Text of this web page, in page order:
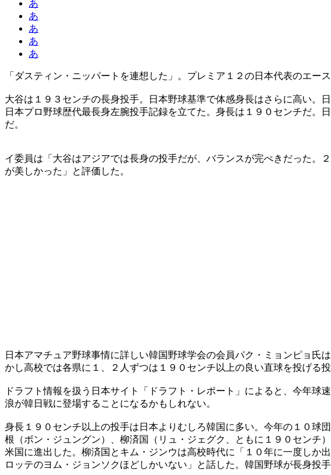
あ
あ
あ
あ
あ
「ダスティン・ニッパートを連想した」。プレミア１２の日本代表のエ
大谷は１９３センチの長身投手。日本野球基準で体感身長はさらに高い。
日本プロ野球歴代最長身左腕投手記録を立てた。身長は１９０センチだ
だ。
イ委員は「大谷はアジアでは長身の投手だが、バランスが完ぺきだった。
が美しかった」と評価した。
日本アマチュア野球事情に詳しい韓国野球学会の会員パク・ミョンピョ
かし高校では各県に１、２人ずつは１９０センチ以上の良い直球を投げる
ドラフト情報を扱う日本サイト「ドラフト・レポート」によると、今年
浪が韓日戦に登場することになるかもしれない。
身長１９０センチ以上の投手は日本よりむしろ韓国に多い。今年の１０球
根（ボン・ジュングン）、柳済国（リュ・ジェグク、ともに１９０センチ
米国に進出した。柳済国とキム・ジンウは高校時代に「１０年に一度しか
ロッテのヨム・ジョンソクほどしかいない」と話した。韓国野球が長身投